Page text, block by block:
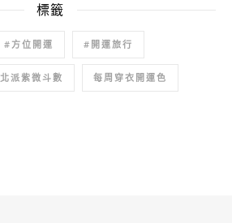
標籤
#方位開運 #開運旅行
北派紫微斗數 每周穿衣開運色